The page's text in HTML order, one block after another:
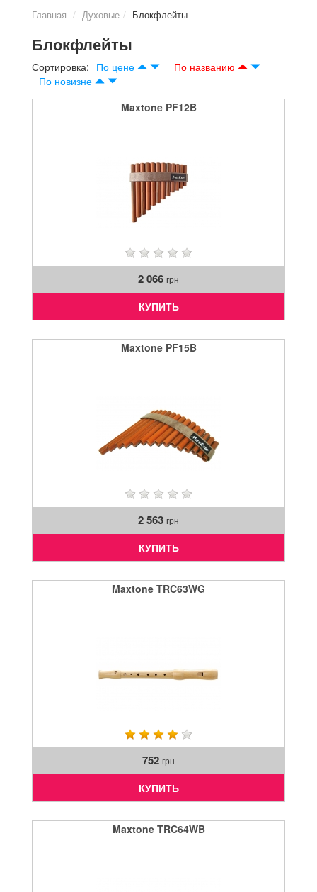
Главная Духовые Блокфлейты
Блокфлейты
Сортировка: По цене
По названию
По новизне
Maxtone PF12B
2 066 грн
КУПИТЬ
Maxtone PF15B
2 563 грн
КУПИТЬ
Maxtone TRC63WG
752 грн
КУПИТЬ
Maxtone TRC64WB